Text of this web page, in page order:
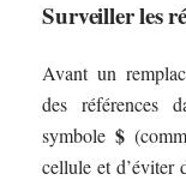
Surveiller les
Avant un
des références
symbole$
cellule et d’éviter